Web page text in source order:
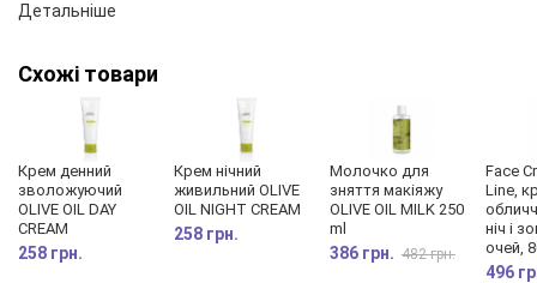
Детальніше
Схожі товари
Крем денний
зволожуючий
OLIVE OIL DAY
CREAM
258 грн.
Крем нічний
живильний OLIVE
OIL NIGHT CREAM
258 грн.
Молочко для
зняття макіяжу
OLIVE OIL MILK 250
ml
386 грн. 482 грн.
Face
Line,
ніч і
очей,
496